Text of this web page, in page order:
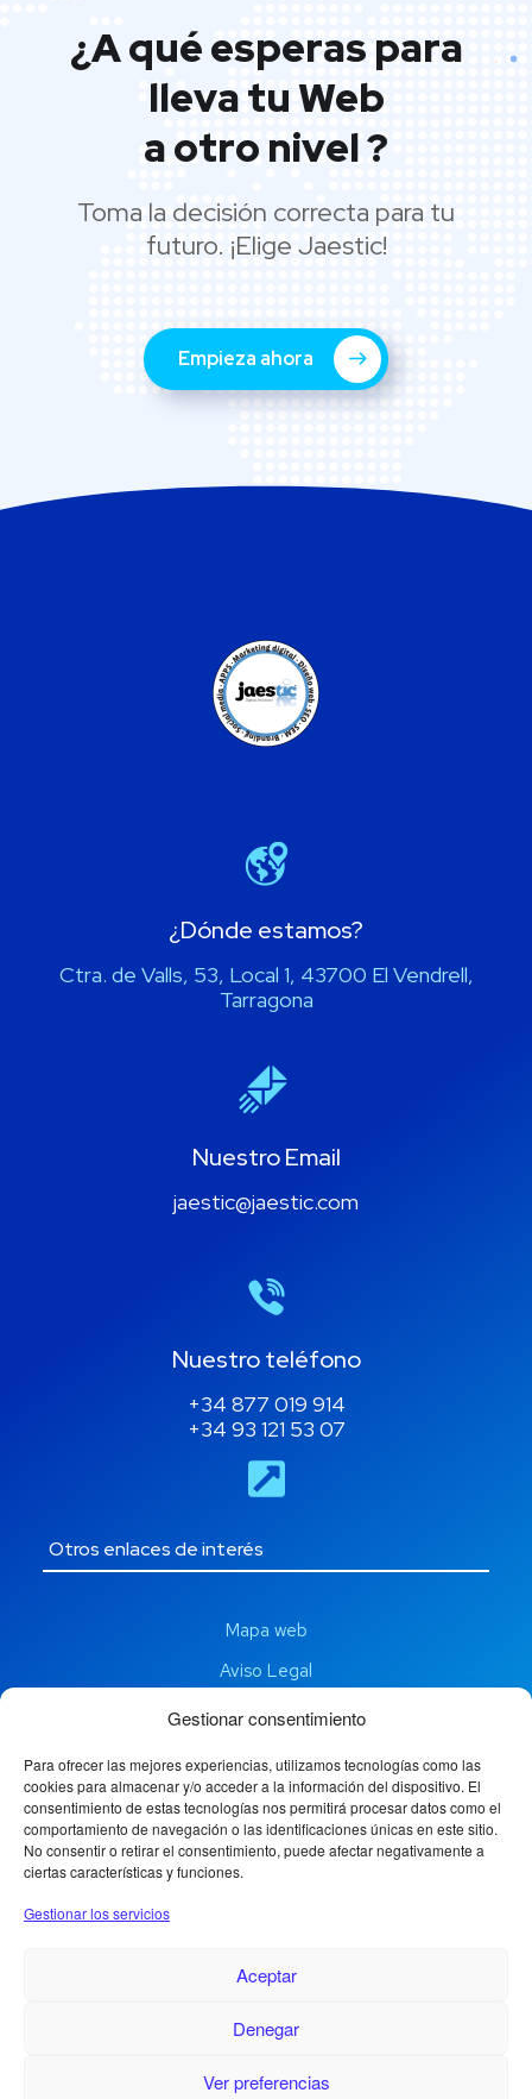
Gestionar consentimiento
Para ofrecer las mejores experiencias, utilizamos tecnologías como las
cookies para almacenar y/o acceder a la información del dispositivo. El
consentimiento de estas tecnologías nos permitirá procesar datos como el
comportamiento de navegación o las identificaciones únicas en este sitio.
No consentir o retirar el consentimiento, puede afectar negativamente a
ciertas características y funciones.
Gestionar los servicios
Aceptar
Denegar
Ver preferencias
¿A qué esperas para
lleva tu Web
a otro nivel ?
Toma la decisión correcta para tu
futuro. ¡Elige Jaestic!
Empieza ahora
¿Dónde estamos?
Ctra. de Valls, 53, Local 1, 43700 El Vendrell,
Tarragona
Nuestro Email
jaestic@jaestic.com
Nuestro teléfono
+34 877 019 914
+34 93 121 53 07
Mapa web
Aviso Legal
Política de privacidad
Consentimiento para el tratamiento de datos personales
¿Necesitas ayuda?